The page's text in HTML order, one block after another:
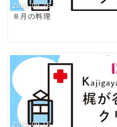
2024.09.26
８月の料理
2024.09.16